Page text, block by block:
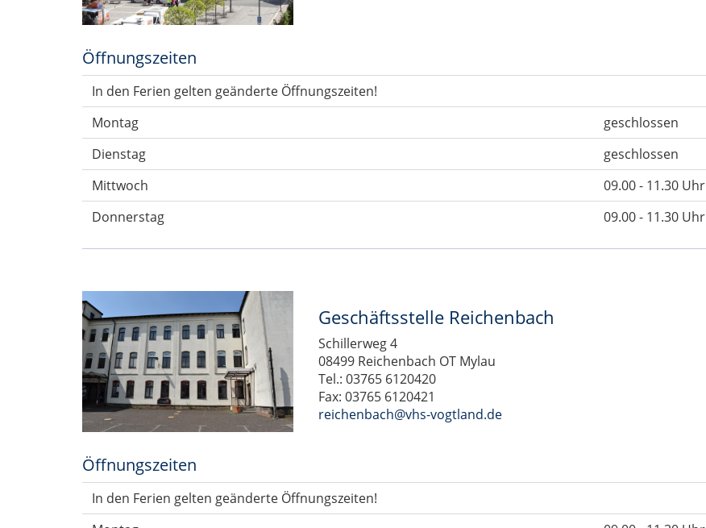
Öffnungszeiten
In den Ferien gelten geänderte Öffnungszeiten!
Montag
geschlossen
Dienstag
geschlossen
Mittwoch
09.00 - 11.30 Uhr
Donnerstag
09.00 - 11.30 Uhr
Geschäftsstelle Reichenbach
Schillerweg 4
08499 Reichenbach OT Mylau
Tel.: 03765 6120420
Fax: 03765 6120421
reichenbach@vhs-vogtland.de
Öffnungszeiten
In den Ferien gelten geänderte Öffnungszeiten!